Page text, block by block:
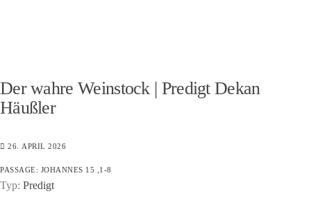
Der wahre Weinstock | Predigt Dekan
Häußler
26. APRIL 2026
PASSAGE: JOHANNES 15 ,1-8
Typ: Predigt